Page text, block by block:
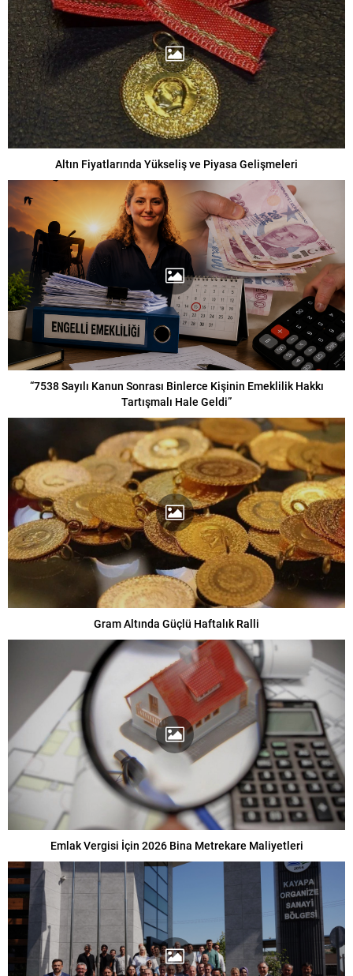
Altın Fiyatlarında Yükseliş ve Piyasa Gelişmeleri
“7538 Sayılı Kanun Sonrası Binlerce Kişinin Emeklilik Hakkı
Tartışmalı Hale Geldi”
Gram Altında Güçlü Haftalık Ralli
Emlak Vergisi İçin 2026 Bina Metrekare Maliyetleri